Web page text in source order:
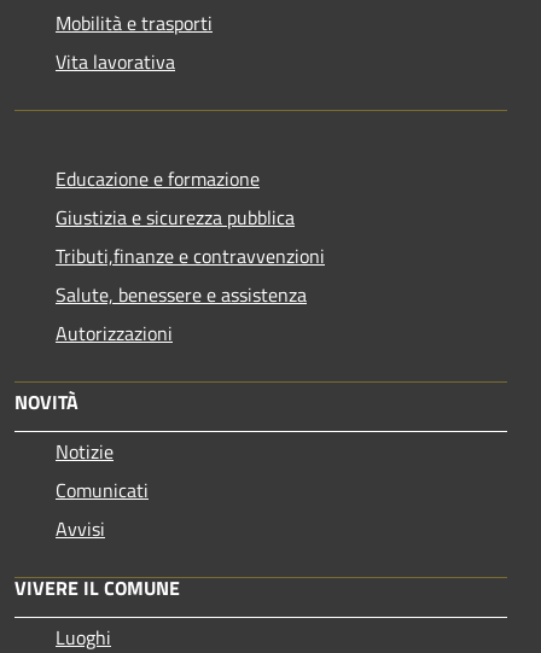
Mobilità e trasporti
Vita lavorativa
Educazione e formazione
Giustizia e sicurezza pubblica
Tributi,finanze e contravvenzioni
Salute, benessere e assistenza
Autorizzazioni
NOVITÀ
Notizie
Comunicati
Avvisi
VIVERE IL COMUNE
Luoghi